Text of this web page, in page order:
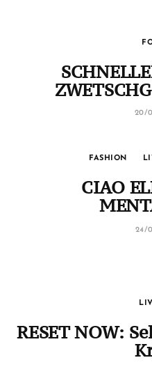
20/
FASHION
CIAO
24/
RESET NOW: